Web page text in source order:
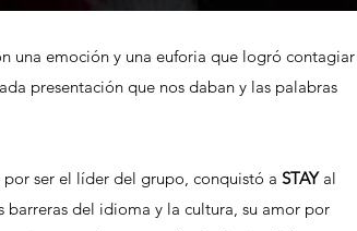
una emoción y una euforia que logró contagiar
presentación que nos daban y las palabras
ser el líder del grupo, conquistó a STAY al
barreras del idioma y la cultura, su amor por